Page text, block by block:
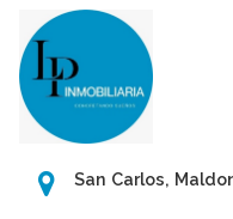
San Carlos,